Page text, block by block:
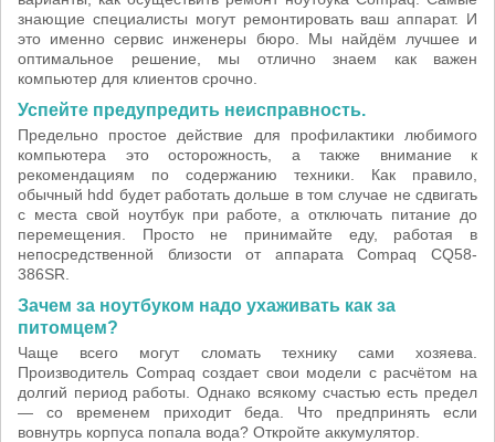
знающие специалисты могут ремонтировать ваш аппарат. И
это именно сервис инженеры бюро. Мы найдём лучшее и
оптимальное решение, мы отлично знаем как важен
компьютер для клиентов срочно.
Успейте предупредить неисправность.
Предельно простое действие для профилактики любимого
компьютера это осторожность, а также внимание к
рекомендациям по содержанию техники. Как правило,
обычный hdd будет работать дольше в том случае не сдвигать
с места свой ноутбук при работе, а отключать питание до
перемещения. Просто не принимайте еду, работая в
непосредственной близости от аппарата Compaq CQ58-
386SR.
Зачем за ноутбуком надо ухаживать как за
питомцем?
Чаще всего могут сломать технику сами хозяева.
Производитель Compaq создает свои модели с расчётом на
долгий период работы. Однако всякому счастью есть предел
— со временем приходит беда. Что предпринять если
вовнутрь корпуса попала вода? Откройте аккумулятор.